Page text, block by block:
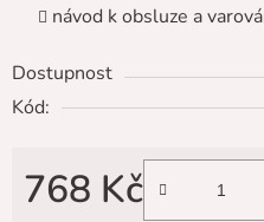
návod k obsluze a
Dostupnost
Kód:
768 Kč